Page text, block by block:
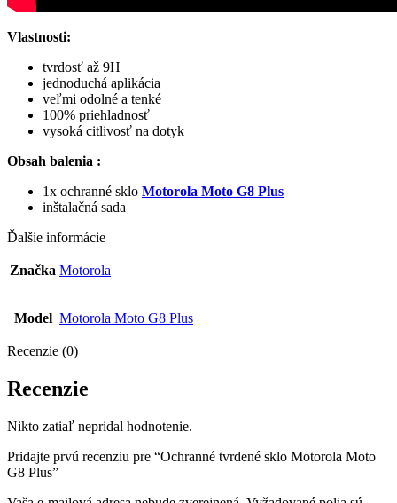
Vlastnosti:
tvrdosť až 9H
jednoduchá aplikácia
veľmi odolné a tenké
100% priehladnosť
vysoká citlivosť na dotyk
Obsah balenia :
1x ochranné sklo Motorola Moto G8 Plus
inštalačná sada
Ďalšie informácie
Značka Motorola
Model Motorola Moto G8 Plus
Recenzie (0)
Recenzie
Nikto zatiaľ nepridal hodnotenie.
Pridajte prvú recenziu pre “Ochranné tvrdené sklo Motorola Moto
G8 Plus”